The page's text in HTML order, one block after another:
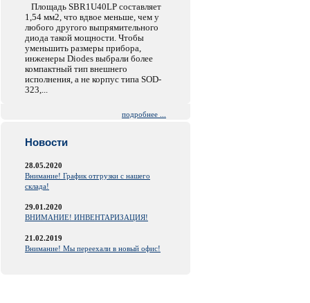
Площадь SBR1U40LP составляет
1,54 мм2, что вдвое меньше, чем у
любого другого выпрямительного
диода такой мощности. Чтобы
уменьшить размеры прибора,
инженеры Diodes выбрали более
компактный тип внешнего
исполнения, а не корпус типа SOD-
323,...
подробнее ...
Новости
28.05.2020
Внимание! График отгрузки с нашего
склада!
29.01.2020
ВНИМАНИЕ! ИНВЕНТАРИЗАЦИЯ!
21.02.2019
Внимание! Мы переехали в новый офис!